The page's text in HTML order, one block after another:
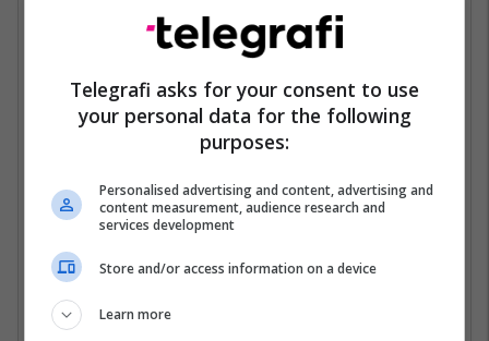
06/05/2026 • 07:39
Trump tregon synimin
"kryesor" me luftën në Iran
Telegrafi asks for your consent to use
your personal data for the following
purposes:
Personalised advertising and content, advertising and
content measurement, audience research and
services development
Store and/or access information on a device
Learn more